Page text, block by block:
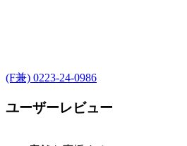
(F兼) 0223-24-0986
ユーザーレビュー